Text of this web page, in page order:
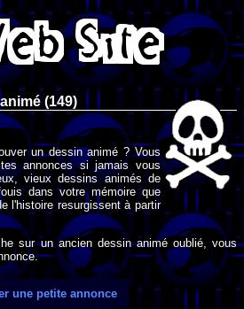
(149)
un dessin animé ? Vous
annonces si jamais vous
vieux dessins animés de
dans votre mémoire que
l'histoire resurgissent à partir
sur un ancien dessin animé oublié, vous
une petite annonce